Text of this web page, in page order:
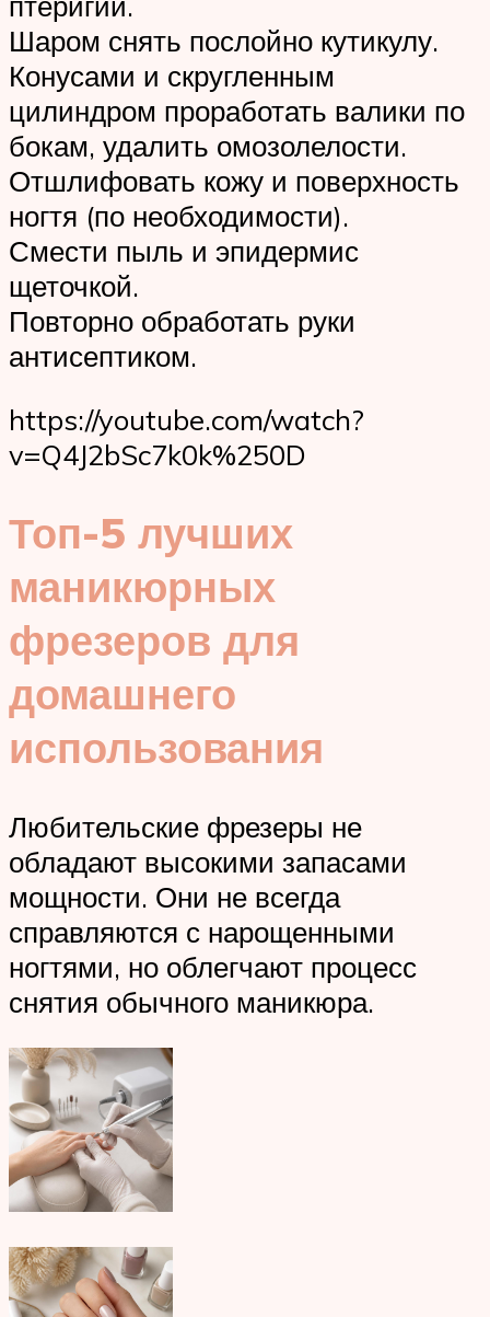
Шаром снять послойно кутикулу.
Конусами и скругленным
цилиндром проработать валики по
бокам, удалить омозолелости.
Отшлифовать кожу и поверхность
ногтя (по необходимости).
Смести пыль и эпидермис
щеточкой.
Повторно обработать руки
антисептиком.
https://youtube.com/watch?
v=Q4J2bSc7k0k%250D
Топ-5 лучших
маникюрных
фрезеров для
домашнего
использования
Любительские фрезеры не
обладают высокими запасами
мощности. Они не всегда
справляются с нарощенными
ногтями, но облегчают процесс
снятия обычного маникюра.